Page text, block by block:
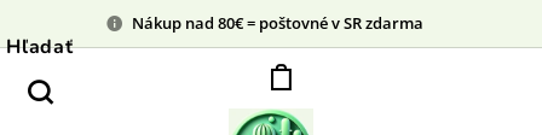
Nákup nad 80€ = poštovné v SR zdarma
Hľadať